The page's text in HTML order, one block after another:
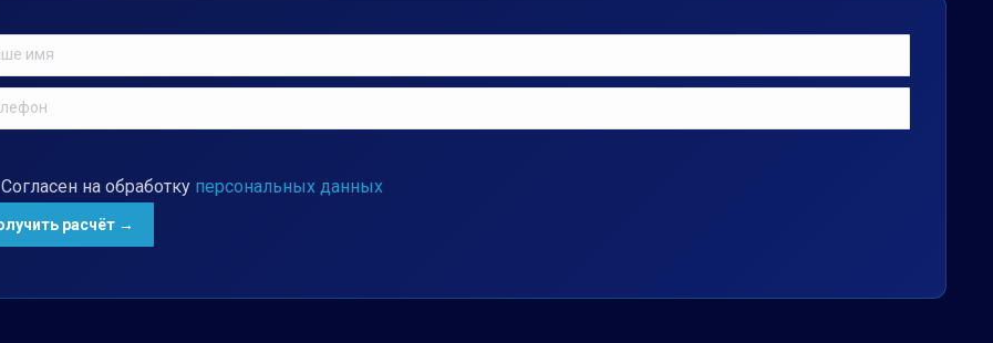
Согласен на обработку персональных данных